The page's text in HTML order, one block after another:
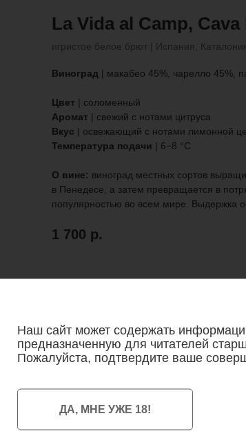
Наш сайт может содержать
предназначенную для читателей
Пожалуйста, подтвердите ваше
ДА, МНЕ УЖЕ 18!
La Vida al Camp,
игристое белое брют | Испания,
Виноград | макабео 45%, чарелло 45%,
Цвет | соломенный
Аромат | свежий с нотами цитруса
Вкус | освежающий с нотами лимонной
Температура подачи | 6−8 °С
О вине: виноград местных сортов
в Пенедесе, а затем превращается в
популярностью во всем мире. Выдержка
1 700 р.